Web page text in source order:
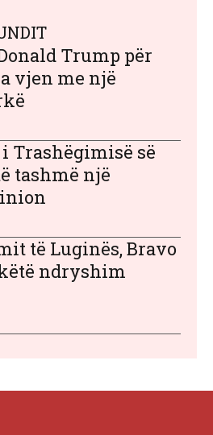
Trump për
vjen me një
i Trashëgimisë së
tashmë një
të Luginës, Bravo
ndryshim